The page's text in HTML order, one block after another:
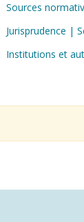
Sources
Jurisprudence |
Institutions et